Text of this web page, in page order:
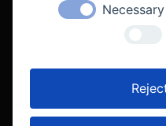
Necessary